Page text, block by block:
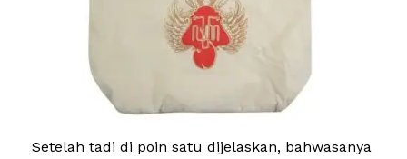
Setelah tadi di poin satu dijelaskan, bahwasanya